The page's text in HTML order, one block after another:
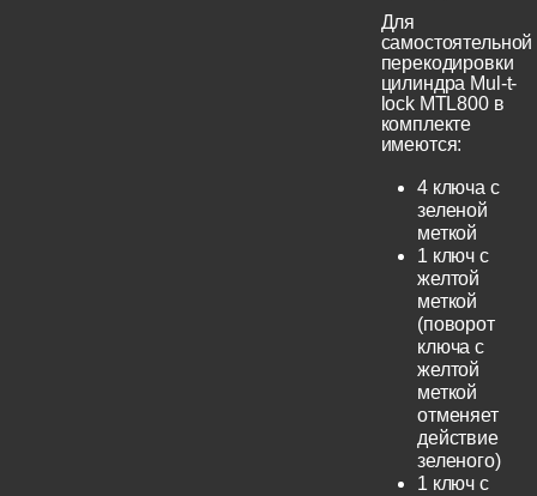
Для
самостоятельной
перекодировки
цилиндра Mul-t-
lock MTL800 в
комплекте
имеются:
4 ключа с
зеленой
меткой
1 ключ с
желтой
меткой
(поворот
ключа с
желтой
меткой
отменяет
действие
зеленого)
1 ключ с